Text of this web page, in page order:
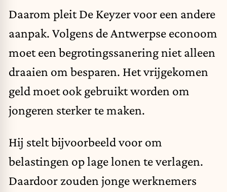
Daarom pleit De Keyzer voor een andere
aanpak. Volgens de Antwerpse econoom
moet een begrotingssanering niet alleen
draaien om besparen. Het vrijgekomen
geld moet ook gebruikt worden om
jongeren sterker te maken.
Hij stelt bijvoorbeeld voor om
belastingen op lage lonen te verlagen.
Daardoor zouden jonge werknemers